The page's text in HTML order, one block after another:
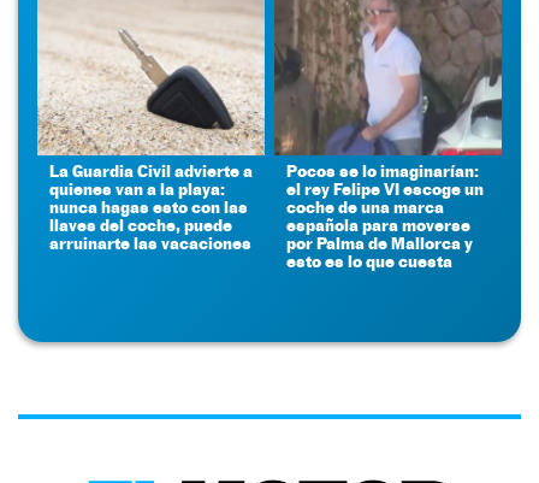
La Guardia Civil advierte a
quienes van a la playa:
nunca hagas esto con las
llaves del coche, puede
arruinarte las vacaciones
Pocos se lo imaginarían:
el rey Felipe VI escoge un
coche de una marca
española para moverse
por Palma de Mallorca y
esto es lo que cuesta